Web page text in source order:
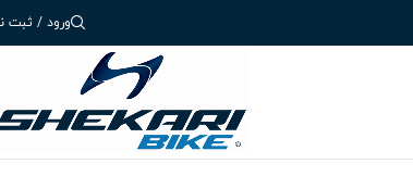
ورود / ثبت